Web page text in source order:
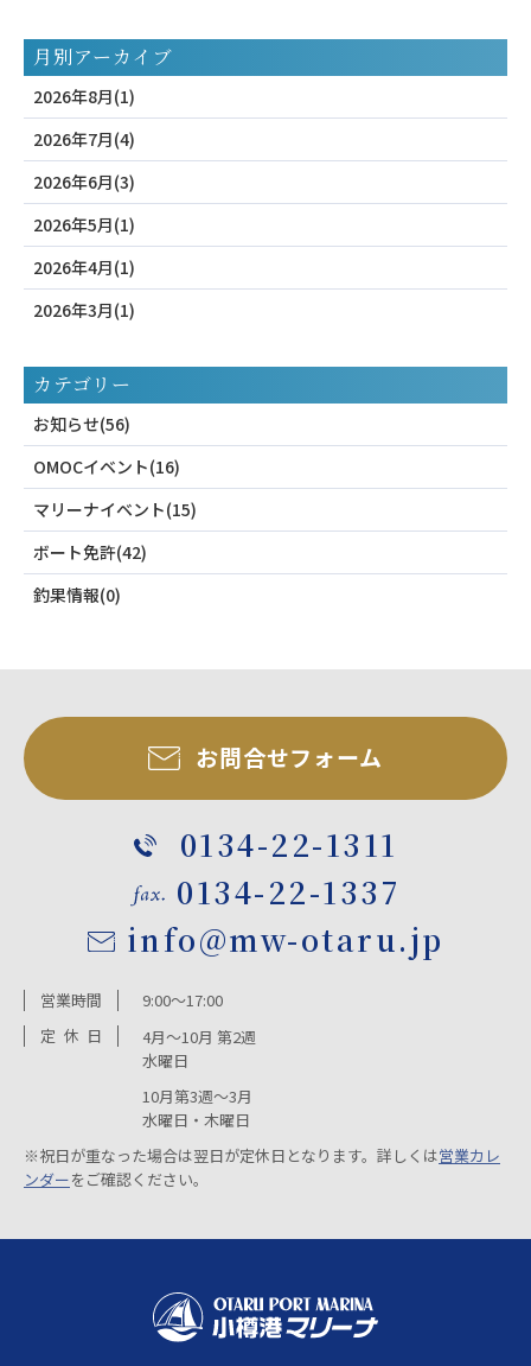
月別アーカイブ
2026年8月(1)
2026年7月(4)
2026年6月(3)
2026年5月(1)
2026年4月(1)
2026年3月(1)
カテゴリー
お知らせ(56)
OMOCイベント(16)
マリーナイベント(15)
ボート免許(42)
釣果情報(0)
お問合せフォーム
0134-22-1311
0134-22-1337
info@mw-otaru.jp
営業時間
9:00～17:00
定 休 日
4月～10月 第2週
水曜日
10月第3週～3月
水曜日・木曜日
※祝日が重なった場合は翌日が定休日となります。詳しくは営業カレ
ンダーをご確認ください。